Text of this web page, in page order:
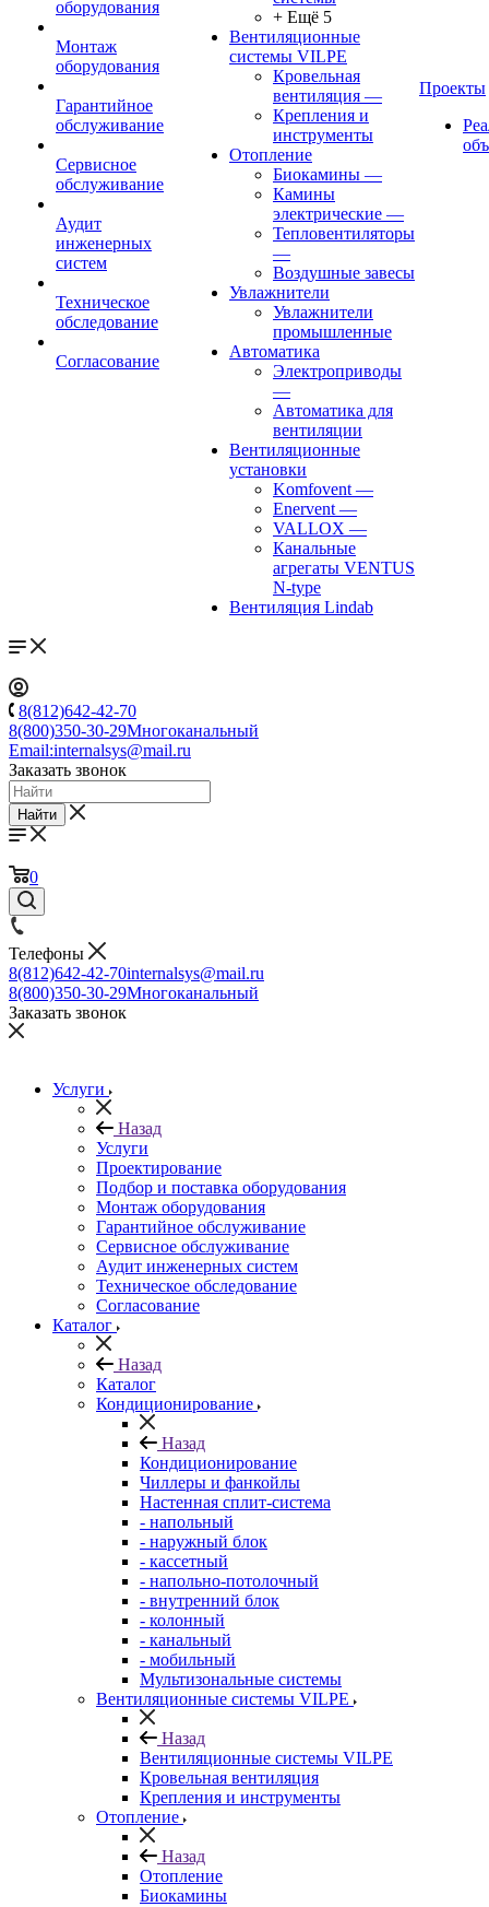
оборудования
Монтаж
оборудования
Гарантийное
обслуживание
Сервисное
обслуживание
Аудит
инженерных
систем
Техническое
обследование
Согласование
+ Ещё 5
Вентиляционные
системы VILPE
Кровельная
вентиляция —
Крепления и
инструменты
Отопление
Биокамины —
Камины
электрические —
Тепловентиляторы
—
Воздушные завесы
Увлажнители
Увлажнители
промышленные
Автоматика
Электроприводы
—
Автоматика для
вентиляции
Вентиляционные
установки
Komfovent —
Enervent —
VALLOX —
Канальные
агрегаты VENTUS
N-type
Вентиляция Lindab
Проекты
8(812)642-42-70
8(800)350-30-29Многоканальный
Email:internalsys@mail.ru
Заказать звонок
Найти
0
Телефоны
8(812)642-42-70internalsys@mail.ru
8(800)350-30-29Многоканальный
Заказать звонок
Услуги
Назад
Услуги
Проектирование
Подбор и поставка оборудования
Монтаж оборудования
Гарантийное обслуживание
Сервисное обслуживание
Аудит инженерных систем
Техническое обследование
Согласование
Каталог
Назад
Каталог
Кондиционирование
Назад
Кондиционирование
Чиллеры и фанкойлы
Настенная сплит-система
- напольный
- наружный блок
- кассетный
- напольно-потолочный
- внутренний блок
- колонный
- канальный
- мобильный
Мультизональные системы
Вентиляционные системы VILPE
Назад
Вентиляционные системы VILPE
Кровельная вентиляция
Крепления и инструменты
Отопление
Назад
Отопление
Биокамины